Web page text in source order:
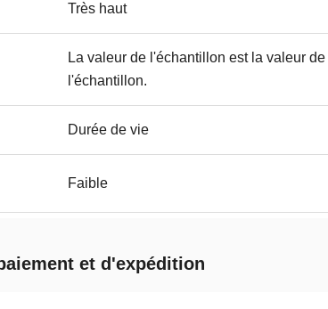
Très haut
La valeur de l'échantillon est la valeur de
l'échantillon.
Durée de vie
Faible
et d'expédition